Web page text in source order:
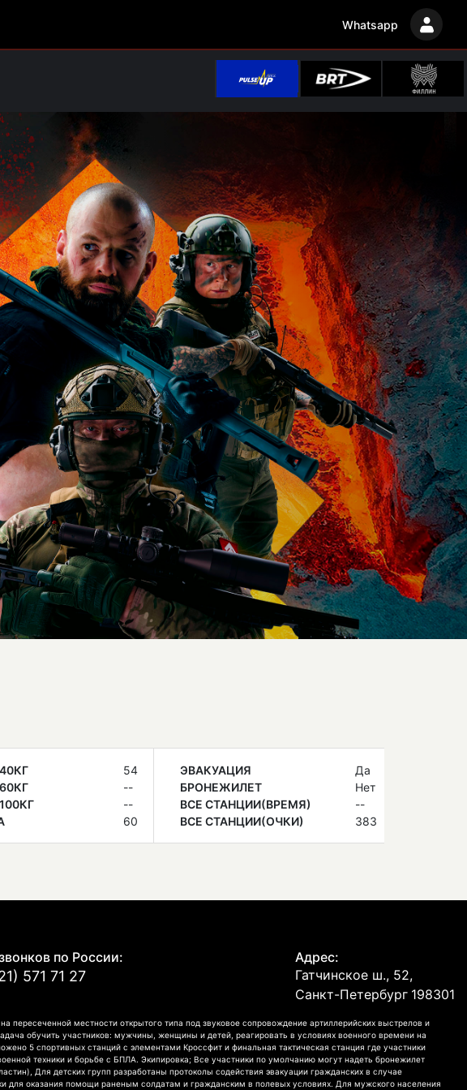
Whatsapp
54
--
--
60
ЭВАКУАЦИЯ
Да
БРОНЕЖИЛЕТ
Нет
ВСЕ СТАНЦИИ(ВРЕМЯ)
--
ВСЕ СТАНЦИИ(ОЧКИ)
383
по России:
571 71 27
Адрес:
Гатчинское ш., 52,
Санкт-Петербург 198301
местности открытого типа под звуковое сопровождение артиллерийских выстрелов и
обучить участников: мужчины, женщины и детей, реагировать в условиях военного времени на
5 спортивных станций с элементами Кроссфит и финальная тактическая станция где участники
техники и борьбе с БПЛА. Экипировка; Все участники по умолчанию могут надеть бронежилет
Для детских групп разработаны протоколы содействия эвакуации гражданских в случае
для оказания помощи раненым солдатам и гражданским в полевых условиях. Для мужского населения